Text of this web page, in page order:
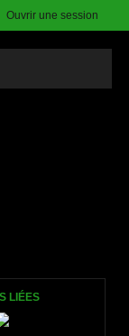
Ouvrir une session
LIÉES